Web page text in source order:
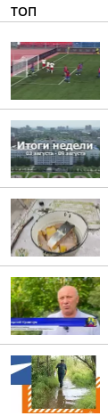
ТОП